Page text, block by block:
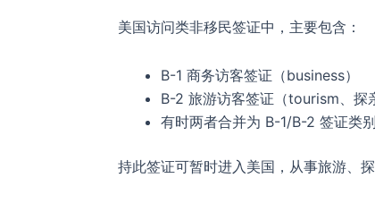
美国访问类非移民签证中，主要包含：
B-1 商务访客签证（business）
B-2 旅游访客签证（tourism、探
有时两者合并为 B-1/B-2 签证类别
持此签证可暂时进入美国，从事旅游、